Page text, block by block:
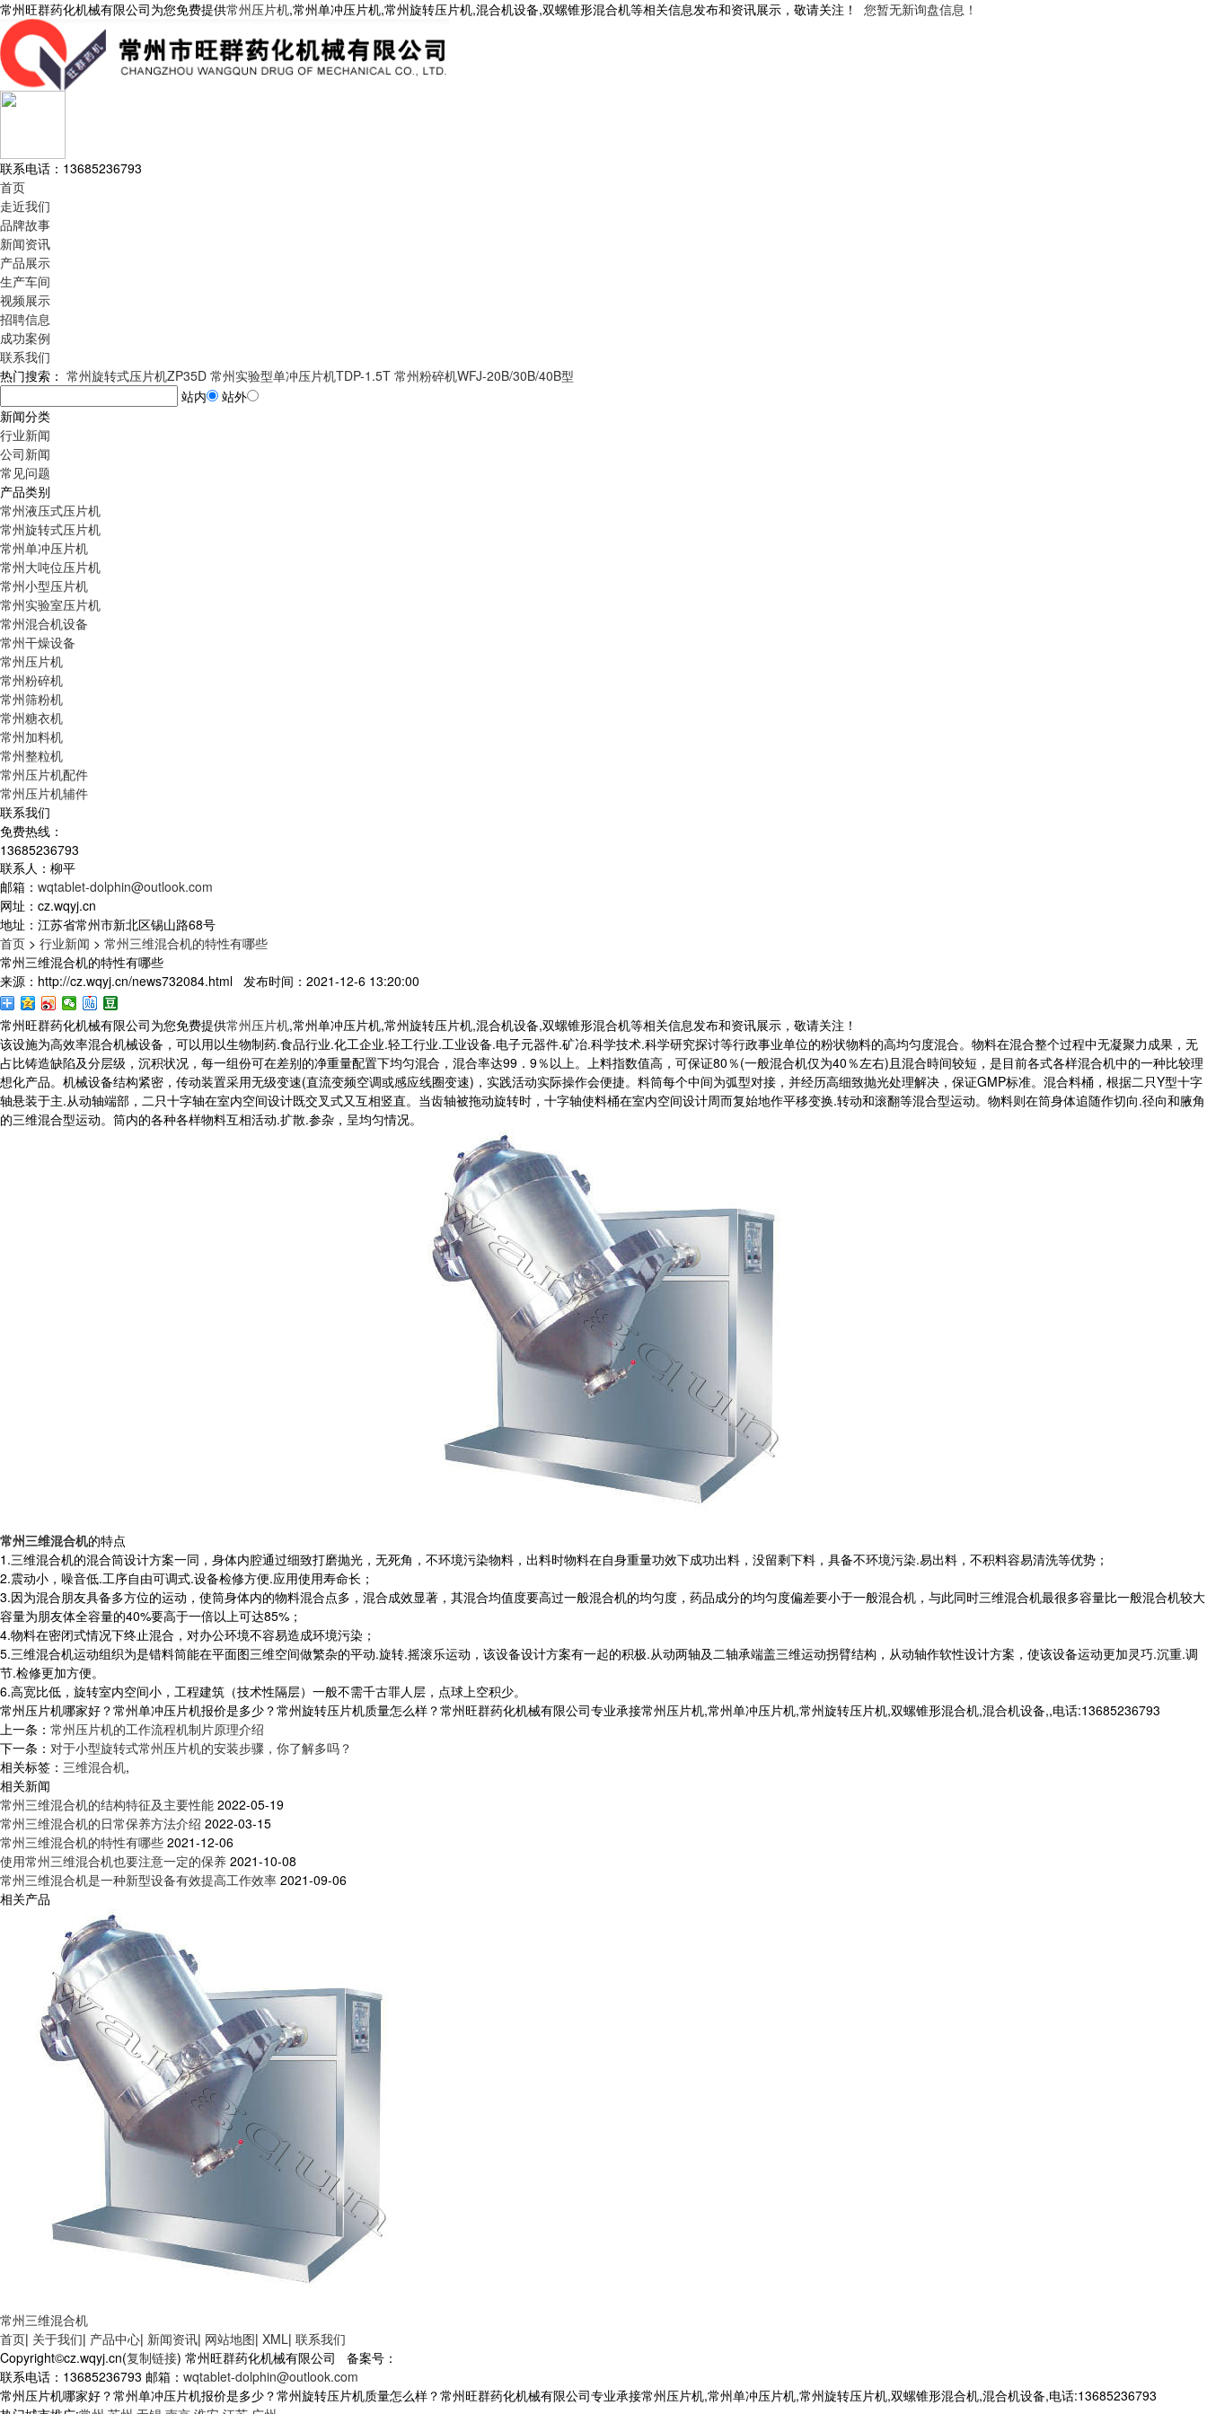
常州旺群药化机械有限公司为您免费提供常州压片机,常州单冲压片机,常州旋转压片机,混合机设备,双螺锥形混合机等相关信息发布和资讯展示，敬请关注！ 您暂无新询盘信息！
联系电话： 13685236793
首页
走近我们
品牌故事
新闻资讯
产品展示
生产车间
视频展示
招聘信息
成功案例
联系我们
热门搜索： 常州旋转式压片机ZP35D 常州实验型单冲压片机TDP-1.5T 常州粉碎机WFJ-20B/30B/40B型
站内
站外
新闻分类
行业新闻
公司新闻
常见问题
产品类别
常州液压式压片机
常州旋转式压片机
常州单冲压片机
常州大吨位压片机
常州小型压片机
常州实验室压片机
常州混合机设备
常州干燥设备
常州压片机
常州粉碎机
常州筛粉机
常州糖衣机
常州加料机
常州整粒机
常州压片机配件
常州压片机辅件
联系我们
免费热线：
13685236793
联系人：柳平
邮箱： wqtablet-dolphin@outlook.com
网址：cz.wqyj.cn
地址：江苏省常州市新北区锡山路68号
首页 > 行业新闻 > 常州三维混合机的特性有哪些
常州三维混合机的特性有哪些
来源：http://cz.wqyj.cn/news732084.html 发布时间：2021-12-6 13:20:00
常州旺群药化机械有限公司为您免费提供常州压片机,常州单冲压片机,常州旋转压片机,混合机设备,双螺锥形混合机等相关信息发布和资讯展示，敬请关注！
该设施为高效率混合机械设备，可以用以生物制药.食品行业.化工企业.轻工行业.工业设备.电子元器件.矿冶.科学技术.科学研究探讨等行政事业单位的粉状物料的高均匀度混合。物料在混合整个过程中无凝聚力成果，无
占比铸造缺陷及分层级，沉积状况，每一组份可在差别的净重量配置下均匀混合，混合率达99．9％以上。上料指数值高，可保证80％(一般混合机仅为40％左右)且混合時间较短，是目前各式各样混合机中的一种比较理
想化产品。机械设备结构紧密，传动装置采用无级变速(直流变频空调或感应线圈变速)，实践活动实际操作会便捷。料筒每个中间为弧型对接，并经历高细致抛光处理解决，保证GMP标准。混合料桶，根据二只Y型十字
轴悬装于主.从动轴端部，二只十字轴在室内空间设计既交叉式又互相竖直。当齿轴被拖动旋转时，十字轴使料桶在室内空间设计周而复始地作平移变换.转动和滚翻等混合型运动。物料则在筒身体追随作切向.径向和腋角
的三维混合型运动。筒内的各种各样物料互相活动.扩散.参杂，呈均匀情况。
常州三维混合机的特点
1.三维混合机的混合筒设计方案一同，身体内腔通过细致打磨抛光，无死角，不环境污染物料，出料时物料在自身重量功效下成功出料，没留剩下料，具备不环境污染.易出料，不积料容易清洗等优势；
2.震动小，噪音低.工序自由可调式.设备检修方便.应用使用寿命长；
3.因为混合朋友具备多方位的运动，使筒身体内的物料混合点多，混合成效显著，其混合均值度要高过一般混合机的均匀度，药品成分的均匀度偏差要小于一般混合机，与此同时三维混合机最很多容量比一般混合机较大
容量为朋友体全容量的40%要高于一倍以上可达85%；
4.物料在密闭式情况下终止混合，对办公环境不容易造成环境污染；
5.三维混合机运动组织为是错料筒能在平面图三维空间做繁杂的平动.旋转.摇滚乐运动，该设备设计方案有一起的积极.从动两轴及二轴承端盖三维运动拐臂结构，从动轴作软性设计方案，使该设备运动更加灵巧.沉重.调
节.检修更加方便。
6.高宽比低，旋转室内空间小，工程建筑（技术性隔层）一般不需千古罪人层，点球上空积少。
常州压片机哪家好？常州单冲压片机报价是多少？常州旋转压片机质量怎么样？常州旺群药化机械有限公司专业承接常州压片机,常州单冲压片机,常州旋转压片机,双螺锥形混合机,混合机设备,,电话:13685236793
上一条： 常州压片机的工作流程机制片原理介绍
下一条： 对于小型旋转式常州压片机的安装步骤，你了解多吗？
相关标签： 三维混合机,
相关新闻
常州三维混合机的结构特征及主要性能 2022-05-19
常州三维混合机的日常保养方法介绍 2022-03-15
常州三维混合机的特性有哪些 2021-12-06
使用常州三维混合机也要注意一定的保养 2021-10-08
常州三维混合机是一种新型设备有效提高工作效率 2021-09-06
相关产品
常州三维混合机
首页| 关于我们| 产品中心| 新闻资讯| 网站地图| XML| 联系我们
Copyright©cz.wqyj.cn(复制链接) 常州旺群药化机械有限公司 备案号：
联系电话：13685236793 邮箱： wqtablet-dolphin@outlook.com
常州压片机哪家好？常州单冲压片机报价是多少？常州旋转压片机质量怎么样？常州旺群药化机械有限公司专业承接常州压片机,常州单冲压片机,常州旋转压片机,双螺锥形混合机,混合机设备,电话:13685236793